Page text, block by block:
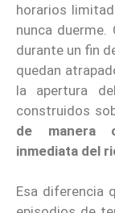
horarios
nunca
durante un fin
quedan
la apertura
construidos
de manera
inmediata del
Esa diferencia